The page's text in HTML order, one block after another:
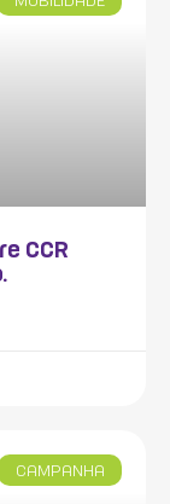
CCR
CAMPANHA